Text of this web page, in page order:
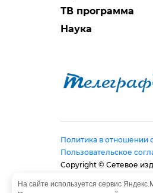
ТВ программа
Наука
Политика в отношении
Пользовательское
Copyright © Сетевое
в сфере связи,
Адрес редакции:
На сайте используется сервис